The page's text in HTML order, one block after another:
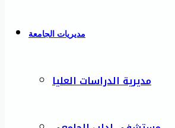
مديريات الجامعة
مديرية الدراسات العليا